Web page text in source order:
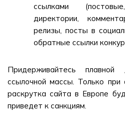
ссылками
директории,
релизы, посты в
обратные ссылки
Придерживайтесь плавной
ссылочной массы. Только при
раскрутка сайта в Европе
приведет к санкциям.